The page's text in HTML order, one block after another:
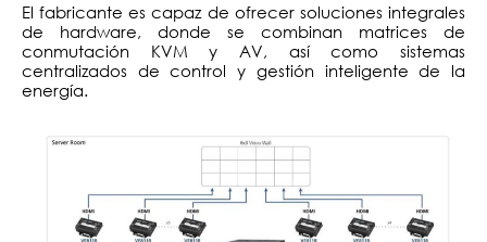
El fabricante es capaz de ofrecer soluciones integrales
de hardware, donde se combinan matrices de
conmutación KVM y AV, así como sistemas
centralizados de control y gestión inteligente de la
energía.